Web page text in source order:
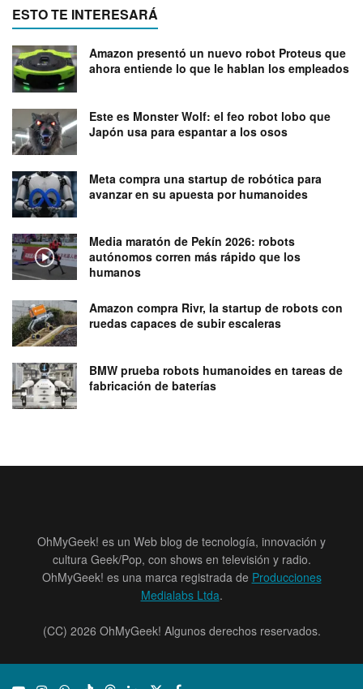
ESTO TE INTERESARÁ
Amazon presentó un nuevo robot Proteus que
ahora entiende lo que le hablan los empleados
Este es Monster Wolf: el feo robot lobo que
Japón usa para espantar a los osos
Meta compra una startup de robótica para
avanzar en su apuesta por humanoides
Media maratón de Pekín 2026: robots
autónomos corren más rápido que los
humanos
Amazon compra Rivr, la startup de robots con
ruedas capaces de subir escaleras
BMW prueba robots humanoides en tareas de
fabricación de baterías
OhMyGeek! es un Web blog de tecnología, innovación y
cultura Geek/Pop, con shows en televisión y radio.
OhMyGeek! es una marca registrada de Producciones
Medialabs Ltda.
(CC) 2026 OhMyGeek! Algunos derechos reservados.